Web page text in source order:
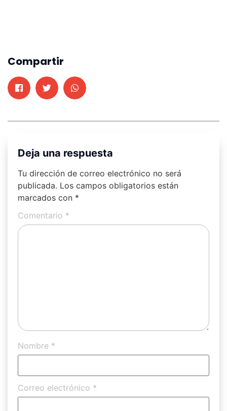
Compartir
Deja una respuesta
Tu dirección de correo electrónico no será
publicada. Los campos obligatorios están
marcados con *
Comentario *
Nombre *
Correo electrónico *